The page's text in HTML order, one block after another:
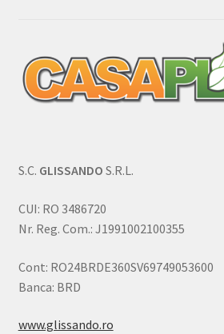
S.C. GLISSANDO S.R.L.
CUI: RO 3486720
Nr. Reg. Com.: J1991002100355
Cont: RO24BRDE360SV69749053600
Banca: BRD
www.glissando.ro